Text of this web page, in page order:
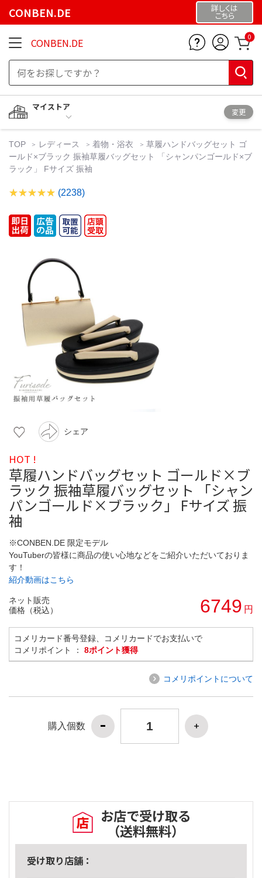
CONBEN.DE 詳しくは
こちら
CONBEN.DE 0
マイストア
変更
TOP レディース 着物・浴衣
草履ハンドバッグセット ゴ
ールド×ブラック 振袖草履バッグセット 「シャンパンゴールド×ブ
ラック」 Fサイズ 振袖
(2238)
シェア
HOT !
草履ハンドバッグセット ゴールド×ブ
ラック 振袖草履バッグセット 「シャン
パンゴールド×ブラック」 Fサイズ 振
袖
※CONBEN.DE 限定モデル
YouTuberの皆様に商品の使い心地などをご紹介いただいておりま
す！
紹介動画はこちら
ネット販売
価格（税込）
6749 円
コメリカード番号登録、コメリカードでお支払いで
コメリポイント ： 8ポイント獲得
コメリポイントについて
購入個数
お店で受け取る
（送料無料）
受け取り店舗：